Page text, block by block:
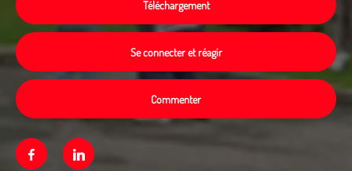
Téléchargement
Se connecter et réagir
Commenter
FacebookLinkedin